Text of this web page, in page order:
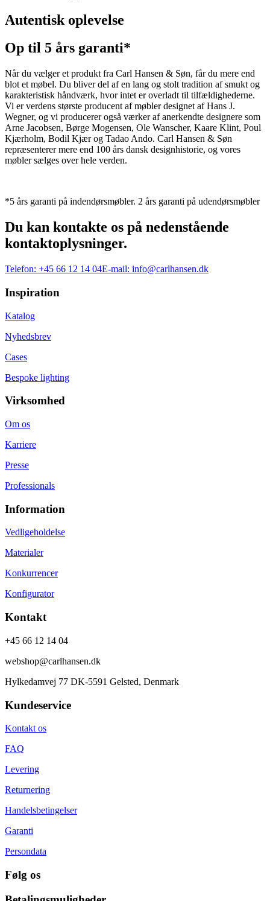
Autentisk oplevelse
Op til 5 års garanti*
Når du vælger et produkt fra Carl Hansen & Søn, får du mere end
blot et møbel. Du bliver del af en lang og stolt tradition af smukt og
karakteristisk håndværk, hvor intet er overladt til tilfældighederne.
Vi er verdens største producent af møbler designet af Hans J.
Wegner, og vi producerer også værker af anerkendte designere som
Arne Jacobsen, Børge Mogensen, Ole Wanscher, Kaare Klint, Poul
Kjærholm, Bodil Kjær og Tadao Ando. Carl Hansen & Søn
repræsenterer mere end 100 års dansk designhistorie, og vores
møbler sælges over hele verden.
*5 års garanti på indendørsmøbler. 2 års garanti på udendørsmøbler
Du kan kontakte os på nedenstående
kontaktoplysninger.
Telefon: +45 66 12 14 04E-mail: info@carlhansen.dk
Inspiration
Katalog
Nyhedsbrev
Cases
Bespoke lighting
Virksomhed
Om os
Karriere
Presse
Professionals
Information
Vedligeholdelse
Materialer
Konkurrencer
Konfigurator
Kontakt
+45 66 12 14 04
webshop@carlhansen.dk
Hylkedamvej 77 DK-5591 Gelsted, Denmark
Kundeservice
Kontakt os
FAQ
Levering
Returnering
Handelsbetingelser
Garanti
Persondata
Følg os